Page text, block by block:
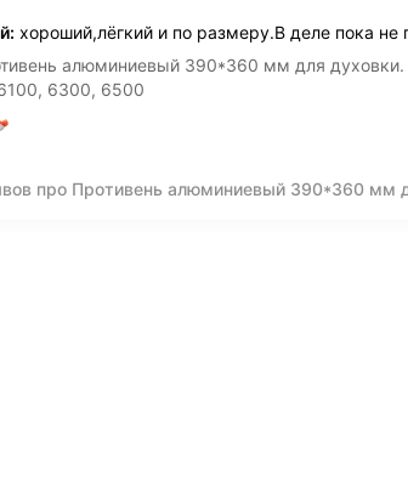
хороший,лёгкий и по размеру.В деле пока
алюминиевый 390*360 мм для духовки.
6300, 6500
про Противень алюминиевый 390*360 мм